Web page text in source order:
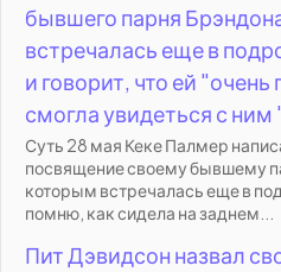
бывшего парня
встречалась еще в
и говорит, что ей "очень
смогла увидеться с ним
Суть 28 мая Кеке Палмер
посвящение своему бывшему
которым встречалась еще в
помню, как сидела на заднем...
Пит Дэвидсон назвал